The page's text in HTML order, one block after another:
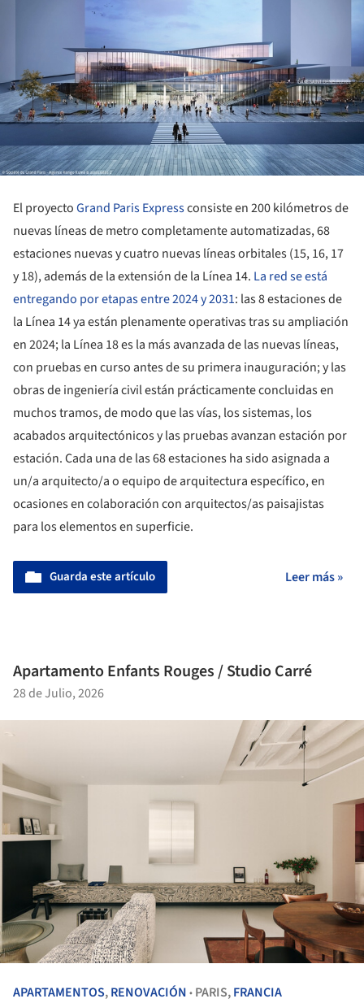
El proyectoGrand Paris Expressconsiste en 200 kilómetros de
nuevas líneas de metro completamente automatizadas, 68
estaciones nuevas y cuatro nuevas líneas orbitales (15, 16, 17
y 18), además de la extensión de la Línea 14. La red se está
entregando por etapas entre 2024 y 2031: las 8 estaciones de
la Línea 14 ya están plenamente operativas tras su ampliación
en 2024; la Línea 18 es la más avanzada de las nuevas líneas,
con pruebas en curso antes de su primera inauguración; y las
obras de ingeniería civil están prácticamente concluidas en
muchos tramos, de modo que las vías, los sistemas, los
acabados arquitectónicos y las pruebas avanzan estación por
estación. Cada una de las 68 estaciones ha sido asignada a
un/a arquitecto/a o equipo de arquitectura específico, en
ocasiones en colaboración con arquitectos/as paisajistas
para los elementos en superficie.
Guarda este artículo Leer más »
Apartamento Enfants Rouges / Studio Carré
28 de Julio, 2026
APARTAMENTOS,RENOVACIÓN • PARIS,FRANCIA